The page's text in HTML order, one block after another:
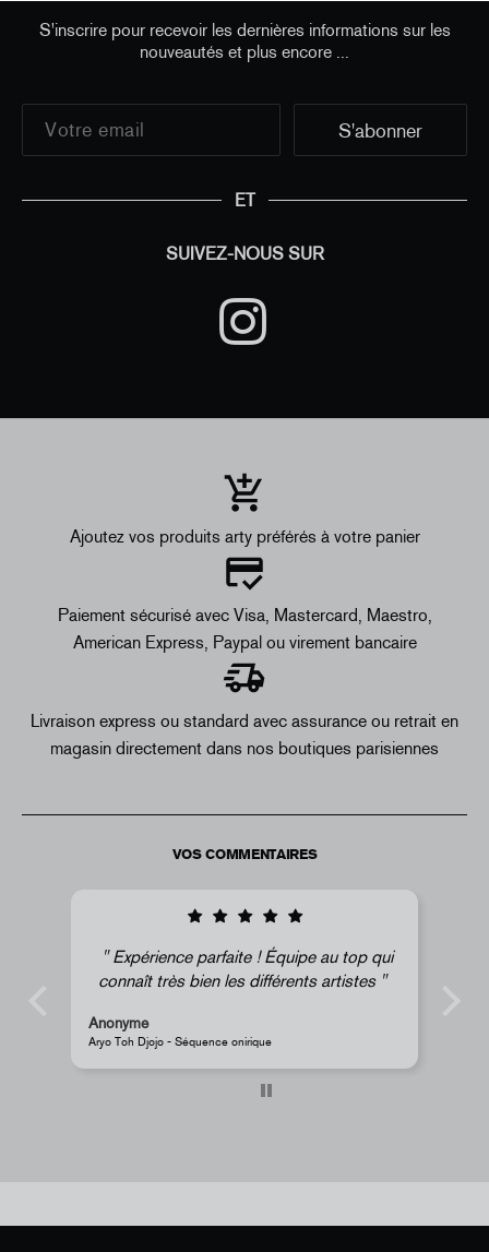
S'inscrire pour recevoir les dernières informations sur les
nouveautés et plus encore ...
ET
SUIVEZ-NOUS SUR
Ajoutez vos produits arty préférés à votre panier
Paiement sécurisé avec Visa, Mastercard, Maestro,
American Express, Paypal ou virement bancaire
Livraison express ou standard avec assurance ou retrait en
magasin directement dans nos boutiques parisiennes
VOS COMMENTAIRES
Expérience parfaite ! Équipe au top qui
connaît très bien les différents artistes
Aryo Toh Djojo - Séquence onirique